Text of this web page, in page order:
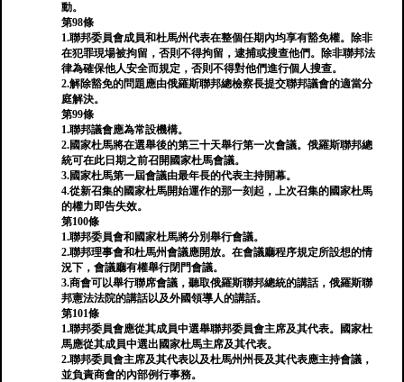
動。
第98條
1.聯邦委員會成員和杜馬州代表在整個任期內均享有豁免權。除非
在犯罪現場被拘留，否則不得拘留，逮捕或搜查他們。除非聯邦法
律為確保他人安全而規定，否則不得對他們進行個人搜查。
2.解除豁免的問題應由俄羅斯聯邦總檢察長提交聯邦議會的適當分
庭解決。
第99條
1.聯邦議會應為常設機構。
2.國家杜馬將在選舉後的第三十天舉行第一次會議。俄羅斯聯邦總
統可在此日期之前召開國家杜馬會議。
3.國家杜馬第一屆會議由最年長的代表主持開幕。
4.從新召集的國家杜馬開始運作的那一刻起，上次召集的國家杜馬
的權力即告失效。
第100條
1.聯邦委員會和國家杜馬將分別舉行會議。
2.聯邦理事會和杜馬州會議應開放。在會議廳程序規定所設想的情
況下，會議廳有權舉行閉門會議。
3.商會可以舉行聯席會議，聽取俄羅斯聯邦總統的講話，俄羅斯聯
邦憲法法院的講話以及外國領導人的講話。
第101條
1.聯邦委員會應從其成員中選舉聯邦委員會主席及其代表。國家杜
馬應從其成員中選出國家杜馬主席及其代表。
2.聯邦委員會主席及其代表以及杜馬州州長及其代表應主持會議，
並負責商會的內部例行事務。